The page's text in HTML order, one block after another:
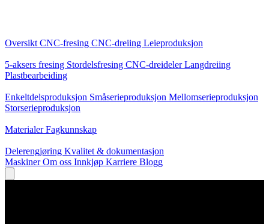
Oversikt CNC-fresing CNC-dreiing Leieproduksjon
5-aksers fresing Stordelsfresing CNC-dreidelerLangdreiing
Plastbearbeiding
Enkeltdelsproduksjon Småserieproduksjon Mellomserieproduksjon
Storserieproduksjon
MaterialerFagkunnskap
Delerengjøring Kvalitet & dokumentasjon
MaskinerOm oss Innkjøp Karriere Blogg